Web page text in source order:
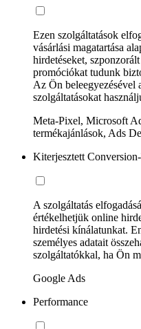
Ezen szolgáltatások
vásárlási magatartása
hirdetéseket,
promóciókat tudunk
Az Ön beleegyezésével
szolgáltatásokat
Meta-Pixel, Microsoft
termékajánlások, Ads
Kiterjesztett
A szolgáltatás
értékelhetjük online
hirdetési kínálatunkat.
személyes adatait
szolgáltatókkal, ha Ön
Google Ads
Performance